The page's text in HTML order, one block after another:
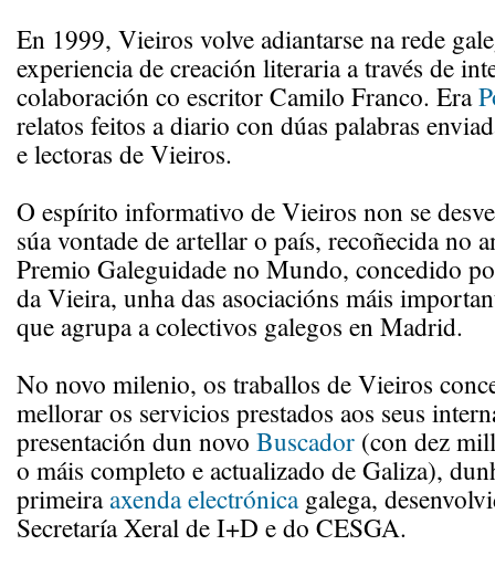
En 1999, Vieiros volve adiantarse na rede
experiencia de creación literaria a través de
colaboración co escritor Camilo Franco. Era
relatos feitos a diario con dúas palabras
e lectoras de Vieiros.
O espírito informativo de Vieiros non se
súa vontade de artellar o país, recoñecida no
Premio Galeguidade no Mundo, concedido
da Vieira, unha das asociacións máis
que agrupa a colectivos galegos en Madrid.
No novo milenio, os traballos de Vieiros
mellorar os servicios prestados aos seus
presentación dun novo Buscador (con dez
o máis completo e actualizado de Galiza),
primeiraaxenda electrónicagalega,
Secretaría Xeral de I+D e do CESGA.